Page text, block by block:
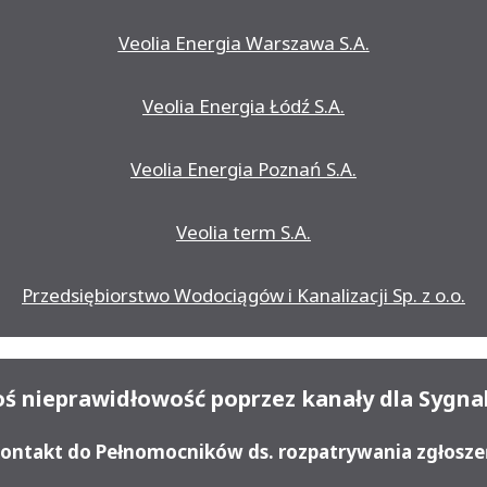
Veolia Energia Warszawa S.A.
Veolia Energia Łódź S.A.
Veolia Energia Poznań S.A.
Veolia term S.A.
Przedsiębiorstwo Wodociągów i Kanalizacji Sp. z o.o.
nieprawidłowość poprzez kanały dla
do Pełnomocników ds. rozpatrywania